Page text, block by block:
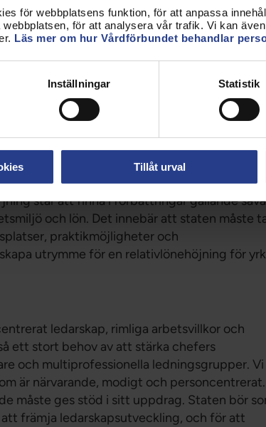
för webbplatsens funktion, för att anpassa
för att analysera vår trafik. Vi kan
Läs mer om hur Vårdförbundet behandlar
Inställningar Statistik
Tillåt urval
genomföras. Vårdpersonalens arbetsmiljö
måste förbättras.
för hälso- och sjukvårdens
närmare formerna för detta.
ta ett utökat ansvar för hälso- och
barnmorskor, biomedicinska
hotar hälso- och sjukvårdens kvalitet och
är komplex.
står att finna i förbättringar gällande
och lön. Det innebär att staten måste
praktikmöjligheter och
utrymme för en relativlönehöjning för
ledarskap, rimliga arbetsvillkor och
ett stort behov av att stärka chefers
och multiprofessionella ledningsgrupper. Vi
är närvarande, modigt och personcentrerat.
måste ges stöd i sitt uppdrag. Staten bör
främja ledarskapsutveckling, och för att